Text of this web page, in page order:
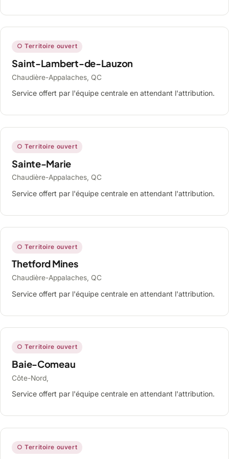
○ Territoire ouvert
Saint-Lambert-de-Lauzon
Chaudière-Appalaches, QC
Service offert par l'équipe centrale en attendant l'attribution.
○ Territoire ouvert
Sainte-Marie
Chaudière-Appalaches, QC
Service offert par l'équipe centrale en attendant l'attribution.
○ Territoire ouvert
Thetford Mines
Chaudière-Appalaches, QC
Service offert par l'équipe centrale en attendant l'attribution.
○ Territoire ouvert
Baie-Comeau
Côte-Nord,
Service offert par l'équipe centrale en attendant l'attribution.
○ Territoire ouvert